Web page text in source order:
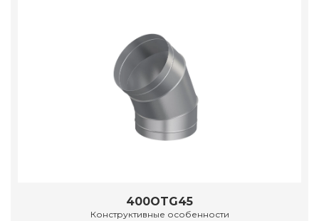
400OTG45
Конструктивные особенности